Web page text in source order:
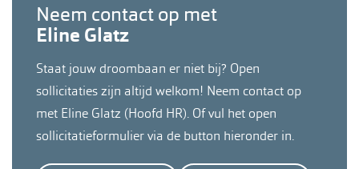
Neem contact op met
Eline Glatz
Staat jouw droombaan er niet bij? Open
sollicitaties zijn altijd welkom! Neem contact op
met Eline Glatz (Hoofd HR). Of vul het open
sollicitatieformulier via de button hieronder in.